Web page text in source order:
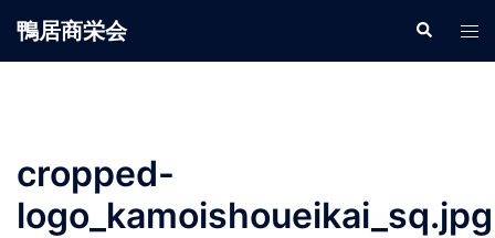
鴨居商栄会
cropped-
logo_kamoishoueikai_sq.jpg